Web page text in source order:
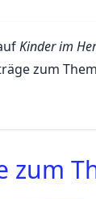
Kinder im
zum
zum